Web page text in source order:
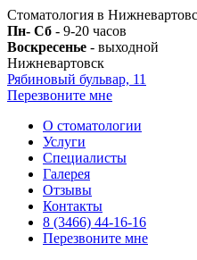
Стоматология в
Пн- Сб - 9-20 часов
Воскресенье - выходной
Нижневартовск
Рябиновый бульвар, 11
Перезвоните мне
О стоматологии
Услуги
Специалисты
Галерея
Отзывы
Контакты
8 (3466) 44-16-16
Перезвоните мне